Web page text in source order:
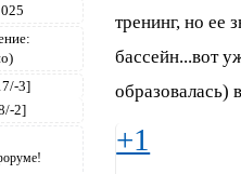
3]
2]
тренинг, но ее
бассейн...вот
образовалась)
+1